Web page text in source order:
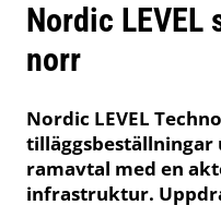
Nordic LEVEL
norr
Nordic LEVEL
ramavtal med en
infrastruktur.